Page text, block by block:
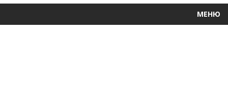
МЕНЮ